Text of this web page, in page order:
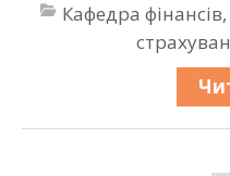
Кафедра